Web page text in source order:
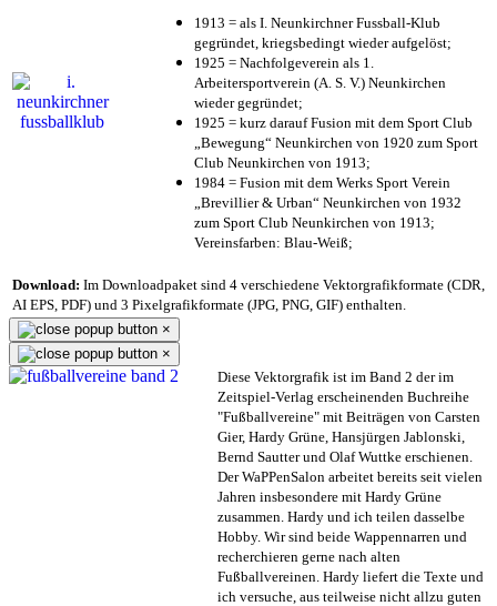
1913 = als I. Neunkirchner Fussball-Klub
gegründet, kriegsbedingt wieder aufgelöst;
1925 = Nachfolgeverein als 1.
Arbeitersportverein (A. S. V.) Neunkirchen
wieder gegründet;
1925 = kurz darauf Fusion mit dem Sport Club
„Bewegung“ Neunkirchen von 1920 zum Sport
Club Neunkirchen von 1913;
1984 = Fusion mit dem Werks Sport Verein
„Brevillier & Urban“ Neunkirchen von 1932
zum Sport Club Neunkirchen von 1913;
Vereinsfarben: Blau-Weiß;
Download: Im Downloadpaket sind 4 verschiedene Vektorgrafikformate (CDR,
AI EPS, PDF) und 3 Pixelgrafikformate (JPG, PNG, GIF) enthalten.
×
×
Diese Vektorgrafik ist im Band 2 der im
Zeitspiel-Verlag erscheinenden Buchreihe
"Fußballvereine" mit Beiträgen von Carsten
Gier, Hardy Grüne, Hansjürgen Jablonski,
Bernd Sautter und Olaf Wuttke erschienen.
Der WaPPenSalon arbeitet bereits seit vielen
Jahren insbesondere mit Hardy Grüne
zusammen. Hardy und ich teilen dasselbe
Hobby. Wir sind beide Wappennarren und
recherchieren gerne nach alten
Fußballvereinen. Hardy liefert die Texte und
ich versuche, aus teilweise nicht allzu guten